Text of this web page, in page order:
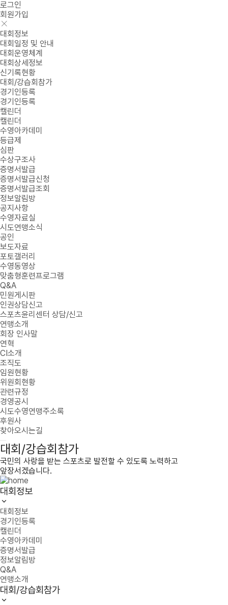
로그인
회원가입
대회정보
대회일정 및 안내
대회운영체계
대회상세정보
신기록현황
대회/강습회참가
경기인등록
경기인등록
캘린더
캘린더
수영아카데미
등급제
심판
수상구조사
증명서발급
증명서발급신청
증명서발급조회
정보알림방
공지사항
수영자료실
시도연맹소식
공인
보도자료
포토갤러리
수영동영상
맞춤형훈련프로그램
Q&A
민원게시판
인권상담신고
스포츠윤리센터 상담/신고
연맹소개
회장 인사말
연혁
CI소개
조직도
임원현황
위원회현황
관련규정
경영공시
시도수영연맹주소록
후원사
찾아오시는길
대회/강습회참가
국민의 사랑을 받는 스포츠로 발전할 수 있도록 노력하고
앞장서겠습니다.
대회정보
대회정보
경기인등록
캘린더
수영아카데미
증명서발급
정보알림방
Q&A
연맹소개
대회/강습회참가